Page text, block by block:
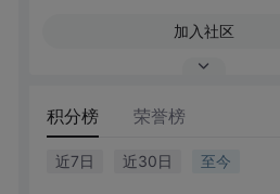
加入社区
积分榜 荣誉榜
近7日 近30日 至今